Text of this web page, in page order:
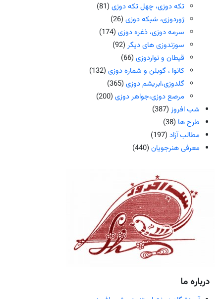
تکه دوزی، چهل تکه دوزی (81)
ژوردوزی، شبکه دوزی (26)
سرمه دوزی، ذغره دوزی (174)
سوزندوزی های دیگر (92)
قیطان و نواردوزی (66)
کانوا ، گوبلن و شماره دوزی (132)
گلدوزی،ابریشم دوزی (365)
مرصع دوزی،جواهر دوزی (200)
شب افروز (387)
طرح ها (38)
مطالب آزاد (197)
معرفی هنرجویان (440)
درباره ما